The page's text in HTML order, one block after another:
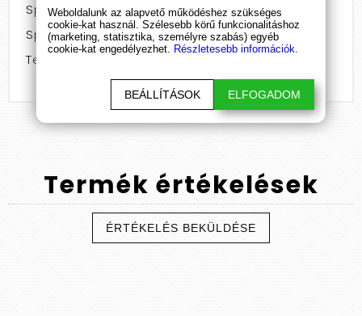
Speciális jellemző: stimuláló
Speciális jellemző: erekció elősegítő
Termékcsoport: krém
Termék értékelések
ÉRTÉKELÉS BEKÜLDÉSE
Weboldalunk az alapvető működéshez szükséges
cookie-kat használ. Szélesebb körű funkcionalitáshoz
(marketing, statisztika, személyre szabás) egyéb
cookie-kat engedélyezhet. Részletesebb információk.
BEÁLLÍTÁSOK ELFOGADOM